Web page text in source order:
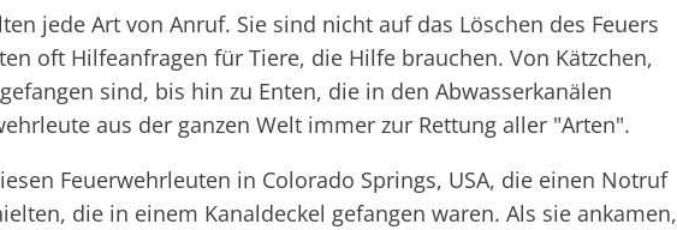
jede Art von Anruf. Sie sind nicht auf das Löschen des Feuers
oft Hilfeanfragen für Tiere, die Hilfe brauchen. Von Kätzchen,
sind, bis hin zu Enten, die in den Abwasserkanälen
aus der ganzen Welt immer zur Rettung aller "Arten".
Feuerwehrleuten in Colorado Springs, USA, die einen Notruf
die in einem Kanaldeckel gefangen waren. Als sie ankamen,